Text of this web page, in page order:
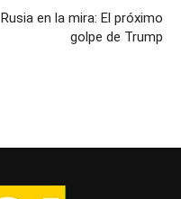
Rusia en la mira: El próximo
golpe de Trump